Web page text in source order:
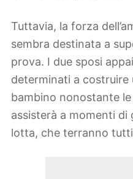
Tuttavia, la forza
sembra destinata a
prova. I due sposi
determinati a
bambino nonostante
assisterà a momenti di
lotta, che terranno